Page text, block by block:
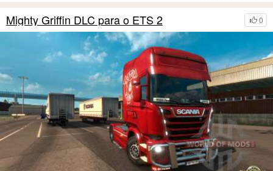
0
Mighty Griffin DLC para o ETS 2